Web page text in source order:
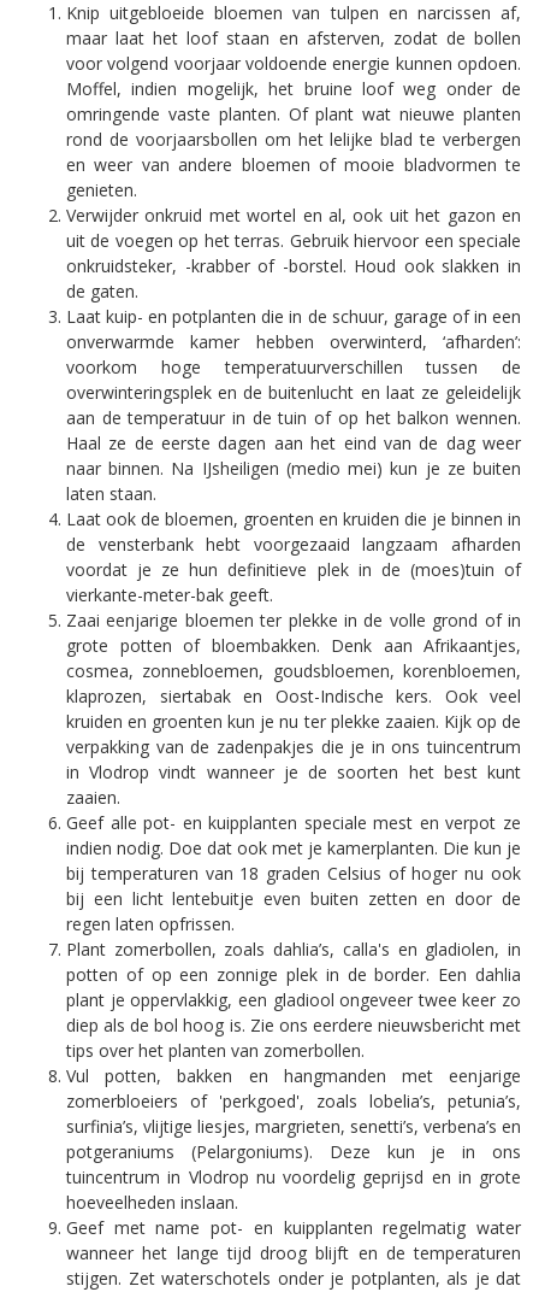
Knip uitgebloeide bloemen van tulpen en narcissen af,
maar laat het loof staan en afsterven, zodat de bollen
voor volgend voorjaar voldoende energie kunnen opdoen.
Moffel, indien mogelijk, het bruine loof weg onder de
omringende vaste planten. Of plant wat nieuwe planten
rond de voorjaarsbollen om het lelijke blad te verbergen
en weer van andere bloemen of mooie bladvormen te
genieten.
Verwijder onkruid met wortel en al, ook uit het gazon en
uit de voegen op het terras. Gebruik hiervoor een speciale
onkruidsteker, -krabber of -borstel. Houd ook slakken in
de gaten.
Laat kuip- en potplanten die in de schuur, garage of in een
onverwarmde kamer hebben overwinterd, ‘afharden’:
voorkom hoge temperatuurverschillen tussen de
overwinteringsplek en de buitenlucht en laat ze geleidelijk
aan de temperatuur in de tuin of op het balkon wennen.
Haal ze de eerste dagen aan het eind van de dag weer
naar binnen. Na IJsheiligen (medio mei) kun je ze buiten
laten staan.
Laat ook de bloemen, groenten en kruiden die je binnen in
de vensterbank hebt voorgezaaid langzaam afharden
voordat je ze hun definitieve plek in de (moes)tuin of
vierkante-meter-bak geeft.
Zaai eenjarige bloemen ter plekke in de volle grond of in
grote potten of bloembakken. Denk aan Afrikaantjes,
cosmea, zonnebloemen, goudsbloemen, korenbloemen,
klaprozen, siertabak en Oost-Indische kers. Ook veel
kruiden en groenten kun je nu ter plekke zaaien. Kijk op de
verpakking van de zadenpakjes die je in ons tuincentrum
in Vlodrop vindt wanneer je de soorten het best kunt
zaaien.
Geef alle pot- en kuipplanten speciale mest en verpot ze
indien nodig. Doe dat ook met je kamerplanten. Die kun je
bij temperaturen van 18 graden Celsius of hoger nu ook
bij een licht lentebuitje even buiten zetten en door de
regen laten opfrissen.
Plant zomerbollen, zoals dahlia’s, calla's en gladiolen, in
potten of op een zonnige plek in de border. Een dahlia
plant je oppervlakkig, een gladiool ongeveer twee keer zo
diep als de bol hoog is. Zie ons eerdere nieuwsbericht met
tips over het planten van zomerbollen.
Vul potten, bakken en hangmanden met eenjarige
zomerbloeiers of 'perkgoed', zoals lobelia’s, petunia’s,
surfinia’s, vlijtige liesjes, margrieten, senetti’s, verbena’s en
potgeraniums (Pelargoniums). Deze kun je in ons
tuincentrum in Vlodrop nu voordelig geprijsd en in grote
hoeveelheden inslaan.
Geef met name pot- en kuipplanten regelmatig water
wanneer het lange tijd droog blijft en de temperaturen
stijgen. Zet waterschotels onder je potplanten, als je dat